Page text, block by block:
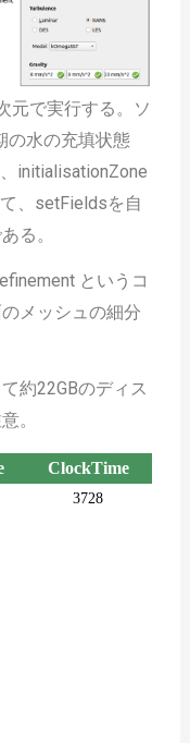
元で実行する。ソ
の水の充填状態
initialisationZone
、setFieldsを自
る。
というコ
メッシュの細分
約22GBのディス
。
ClockTime
3728